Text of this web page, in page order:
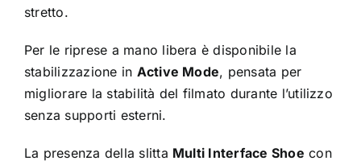
stretto.
Per le riprese a mano libera è disponibile la
stabilizzazione in Active Mode, pensata per
migliorare la stabilità del filmato durante l’utilizzo
senza supporti esterni.
La presenza della slitta Multi Interface Shoe con